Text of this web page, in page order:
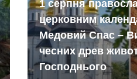
1 серпня
церковним
Медовий Спас –
чесних древ
Господнього